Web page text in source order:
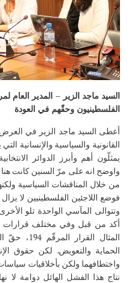
السيد ماجد الزير – المدير العام
الفلسطينيون وحقّهم في العودة
أعطى السيد ماجد الزير في
واوضح انه على مرّ السنين كانت
من خلال المناقشات السياسية
فوضع اللاجئين الفلسطينيين لا
وتتوالى المآسي الواحدة تلو
أكد من قبل وفي مختلف قرارات
المثال
الحماية والتعويض. لكن حقوق
واختطافهما ولكن بأخلاقيات
نتاج هذا الفشل الهائل دوامة لا